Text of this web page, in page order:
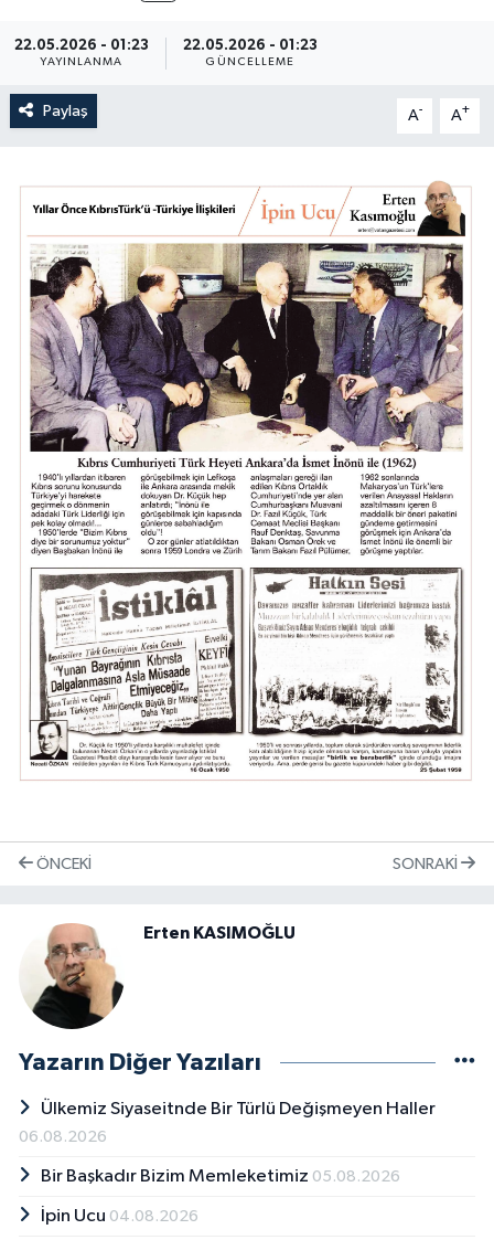
22.05.2026 - 01:23
YAYINLANMA
22.05.2026 - 01:23
GÜNCELLEME
Paylaş A- A+
ÖNCEKI SONRAKI
Erten KASIMOĞLU
Yazarın Diğer Yazıları
Ülkemiz Siyaseitnde Bir Türlü Değişmeyen Haller
06.08.2026
Bir Başkadır Bizim Memleketimiz 05.08.2026
İpin Ucu 04.08.2026